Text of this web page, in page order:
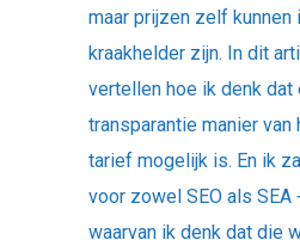
maar prijzen zelf kunnen
kraakhelder zijn. In dit
vertellen hoe ik denk dat
transparantie manier van
tarief mogelijk is. En ik
voor zowel SEO als SEA
waarvan ik denk dat die